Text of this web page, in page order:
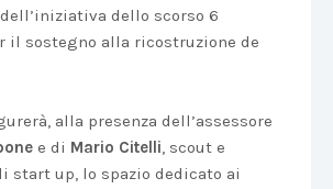
dello scorso 6
il sostegno alla ricostruzione de
alla presenza dell’assessore
e di Mario Citelli, scout e
start up, lo spazio dedicato ai